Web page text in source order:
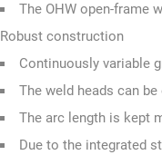
The OHW open-frame
Robust construction
Continuously variable
The weld heads can
The arc length is kept
Due to the integrated